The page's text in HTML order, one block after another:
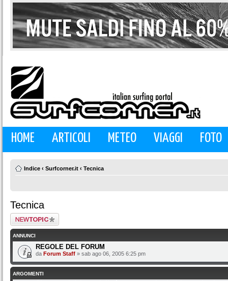
HOME ARTICOLI METEO VIAGGI FOTO
Indice ‹ Surfcorner.it ‹ Tecnica
Tecnica
Scrivi un nuovo
argomento
ANNUNCI
REGOLE DEL FORUM
da Forum Staff » sab ago 06, 2005 6:25 pm
ARGOMENTI